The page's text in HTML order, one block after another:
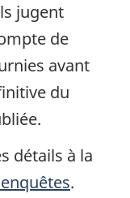
jugent
de
avant
du
détails à la
.